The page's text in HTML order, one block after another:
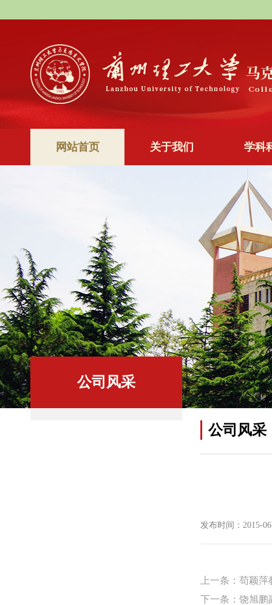
网站首页 关于我们 学科
公司风采
公司风采
发布时间：2015-
上一条：苟颖
下一条：饶旭鹏